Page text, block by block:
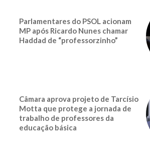
Parlamentares do PSOL acionam
MP após Ricardo Nunes chamar
Haddad de “professorzinho”
Câmara aprova projeto de Tarcísio
Motta que protege a jornada de
trabalho de professores da
educação básica